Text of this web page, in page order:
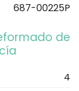
687-00225P
de
4